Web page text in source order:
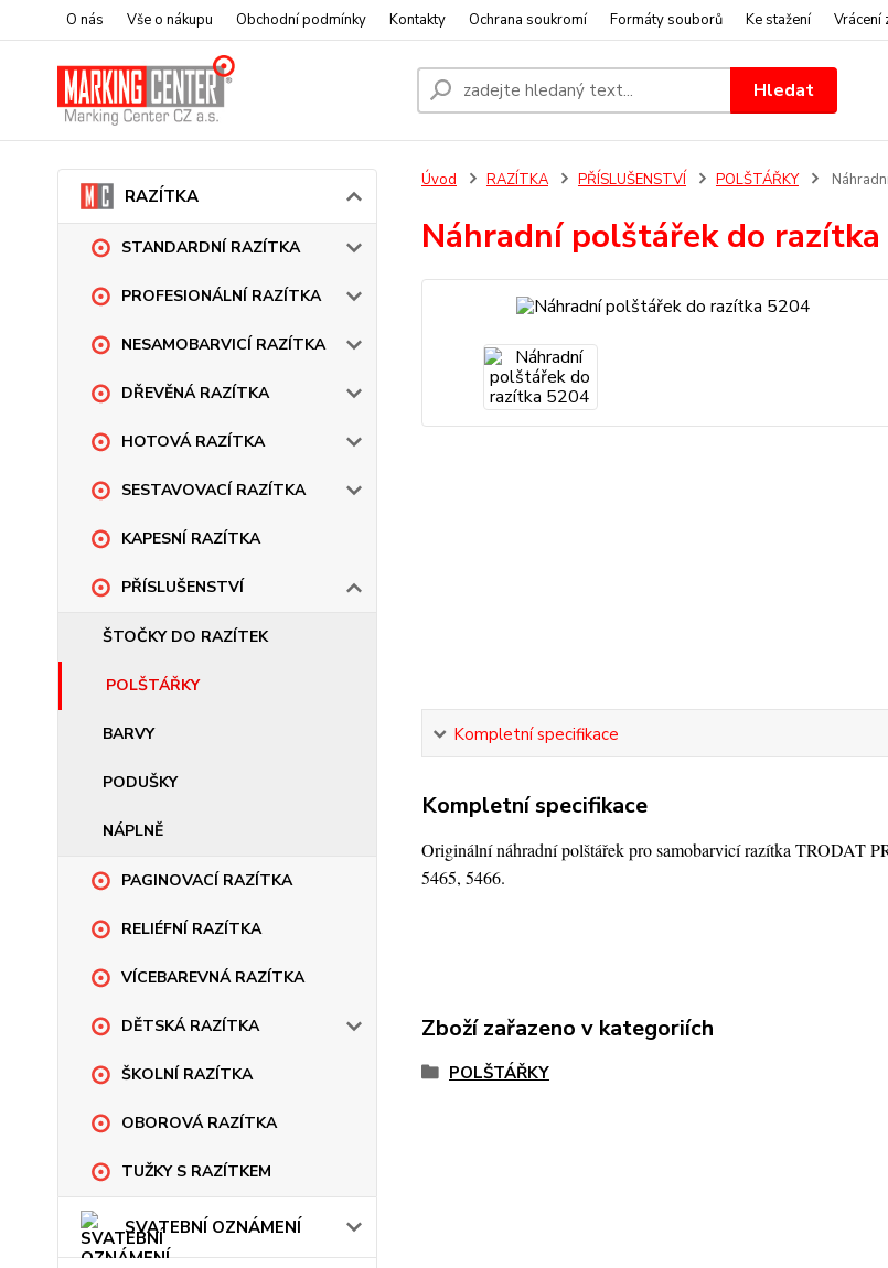
O nás Vše o nákupu Obchodní podmínky Kontakty Ochrana soukromí Formáty souborů Ke stažení Vrácení
Hledat
RAZÍTKA
STANDARDNÍ RAZÍTKA
PROFESIONÁLNÍ RAZÍTKA
NESAMOBARVICÍ RAZÍTKA
DŘEVĚNÁ RAZÍTKA
HOTOVÁ RAZÍTKA
SESTAVOVACÍ RAZÍTKA
KAPESNÍ RAZÍTKA
PŘÍSLUŠENSTVÍ
ŠTOČKY DO RAZÍTEK
POLŠTÁŘKY
BARVY
PODUŠKY
NÁPLNĚ
PAGINOVACÍ RAZÍTKA
RELIÉFNÍ RAZÍTKA
VÍCEBAREVNÁ RAZÍTKA
DĚTSKÁ RAZÍTKA
ŠKOLNÍ RAZÍTKA
OBOROVÁ RAZÍTKA
TUŽKY S RAZÍTKEM
SVATEBNÍ OZNÁMENÍ
Úvod RAZÍTKA PŘÍSLUŠENSTVÍ POLŠTÁŘKY
Náhradní polštářek do
Kompletní specifikace
Kompletní specifikace
Originální náhradní polštářek pro samobarvicí razítka TRODAT
5465, 5466.
Zboží zařazeno v kategoriích
POLŠTÁŘKY